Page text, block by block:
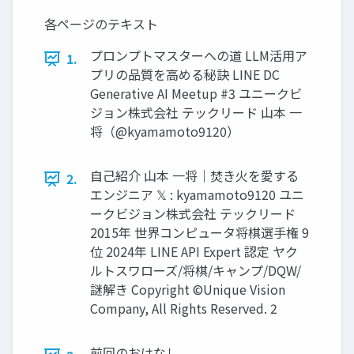
各ページのテキスト
1.
プロンプトマスターへの道 LLM活用ア
プリの品質を高める秘訣 LINE DC
Generative AI Meetup #3 ユニークビ
ジョン株式会社 テックリード 山本 一
将（@kyamamoto9120）
2.
自己紹介 山本 一将｜焚き火を愛する
エンジニア 𝕏 : kyamamoto9120 ユニ
ークビジョン株式会社 テックリード
2015年 世界コンピュータ将棋選手権 9
位 2024年 LINE API Expert 認定 ヤク
ルトスワローズ/将棋/キャンプ/DQW/
謎解き Copyright ©Unique Vision
Company, All Rights Reserved. 2